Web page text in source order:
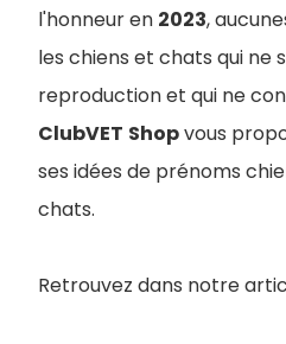
l'honneur en 2023,
les chiens et chats qui ne
reproduction et qui ne
ClubVET Shopvous
ses idées de prénoms
chats.
Retrouvez dans notre